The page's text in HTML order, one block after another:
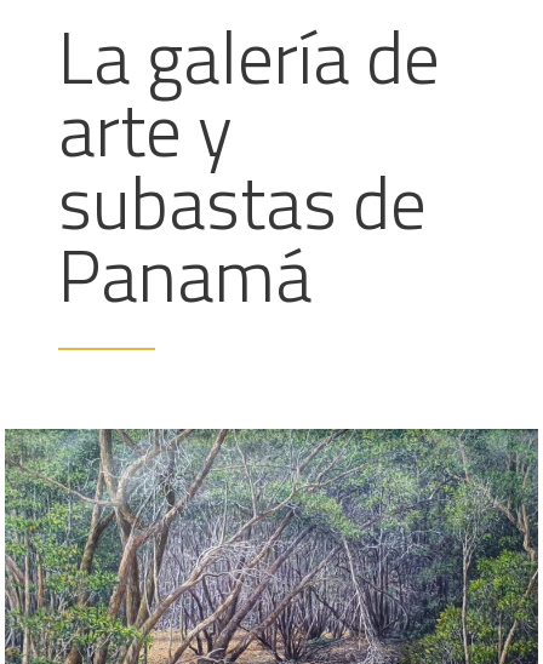
La galería de
arte y
subastas de
Panamá
La Barca escondida – Omar
Torres
OMAR TORRES/PINTURAS